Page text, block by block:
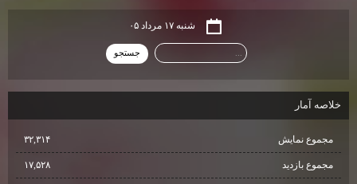
شنبه ۱۷ مرداد ۰۵
خلاصه آمار
مجموع نمایش‌ ۳۲,۳۱۴
مجموع بازدید ۱۷,۵۲۸